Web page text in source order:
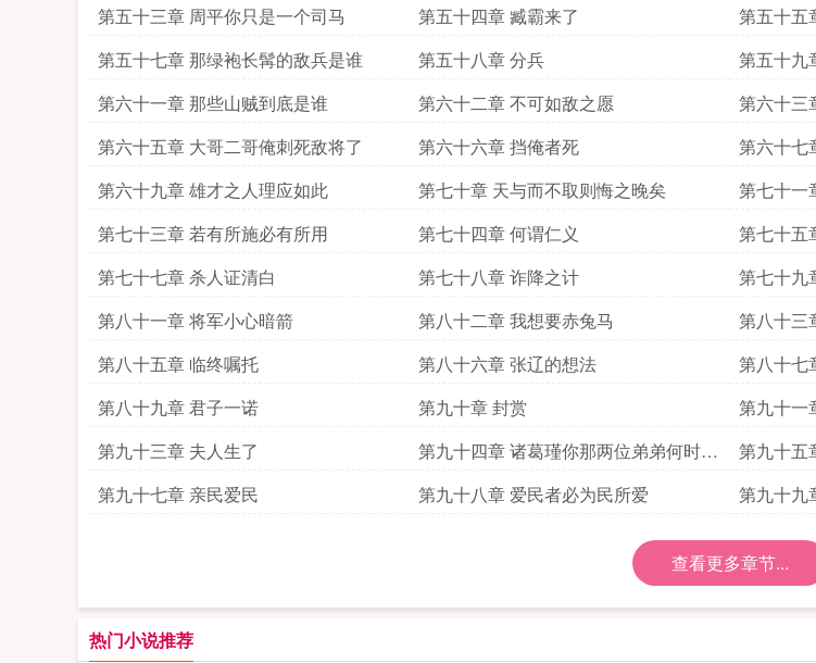
第五十三章 周平你只是一个司马
第五十四章 臧霸来了 第五十五
第五十七章 那绿袍长髯的敌兵是谁
第五十八章 分兵 第五十九
第六十一章 那些山贼到底是谁
第六十二章 不可如敌之愿 第六十三
第六十五章 大哥二哥俺刺死敌将了
第六十六章 挡俺者死 第六十七
第六十九章 雄才之人理应如此
第七十章 天与而不取则悔之晚矣 第七十一
第七十三章 若有所施必有所用
第七十四章 何谓仁义 第七十五
第七十七章 杀人证清白
第七十八章 诈降之计 第七十九
第八十一章 将军小心暗箭
第八十二章 我想要赤兔马 第八十三
第八十五章 临终嘱托
第八十六章 张辽的想法 第八十七
第八十九章 君子一诺
第九十章 封赏 第九十一
第九十三章 夫人生了
第九十四章 诸葛瑾你那两位弟弟何时能
到
第九十五
第九十七章 亲民爱民
第九十八章 爱民者必为民所爱 第九十九
查看更多章节...
热门小说推荐